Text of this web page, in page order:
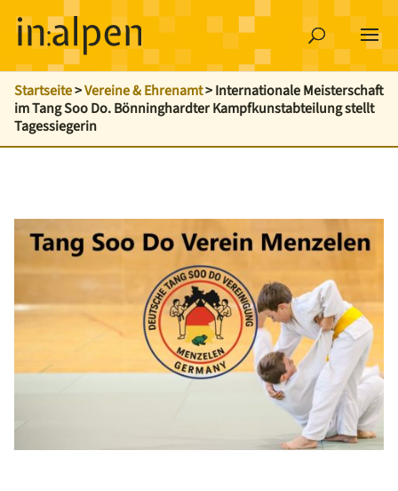
Startseite>Vereine & Ehrenamt>Internationale Meisterschaft
im Tang Soo Do. Bönninghardter Kampfkunstabteilung stellt
Tagessiegerin